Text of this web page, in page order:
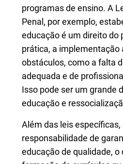
programas de ensino. A
Penal, por exemplo,
educação é um direito do
prática, a implementação
obstáculos, como a falta
adequada e de
Isso pode ser um grande
educação e
Além das leis específicas,
responsabilidade de
educação de qualidade, o